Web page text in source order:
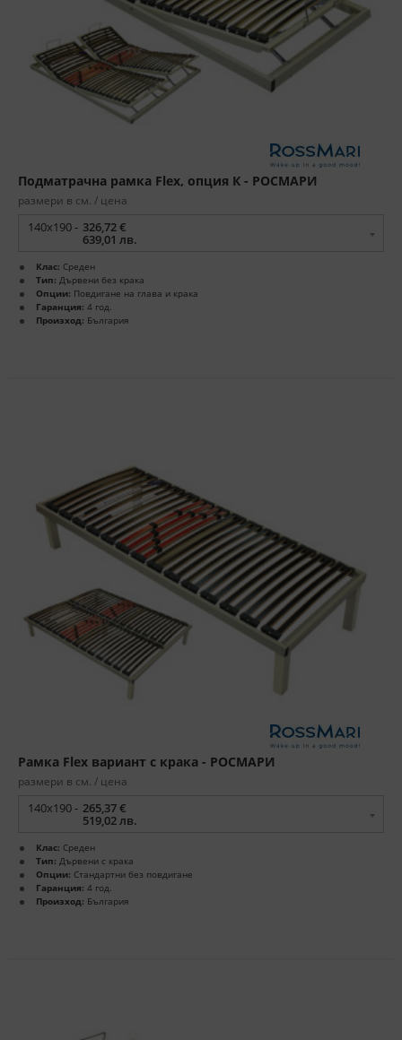
Подматрачна рамка Flex, опция К - РОСМАРИ
размери в см. / цена
140x190 - 326,72 €
639,01 лв.
Клас: Среден
Тип: Дървени без крака
Опции: Повдигане на глава и крака
Гаранция: 4 год.
Произход: България
Рамка Flex вариант с крака - РОСМАРИ
размери в см. / цена
140x190 - 265,37 €
519,02 лв.
Клас: Среден
Тип: Дървени с крака
Опции: Стандартни без повдигане
Гаранция: 4 год.
Произход: България